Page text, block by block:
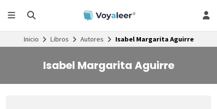
Inicio Libros Autores Isabel Margarita Aguirre
Isabel Margarita Aguirre